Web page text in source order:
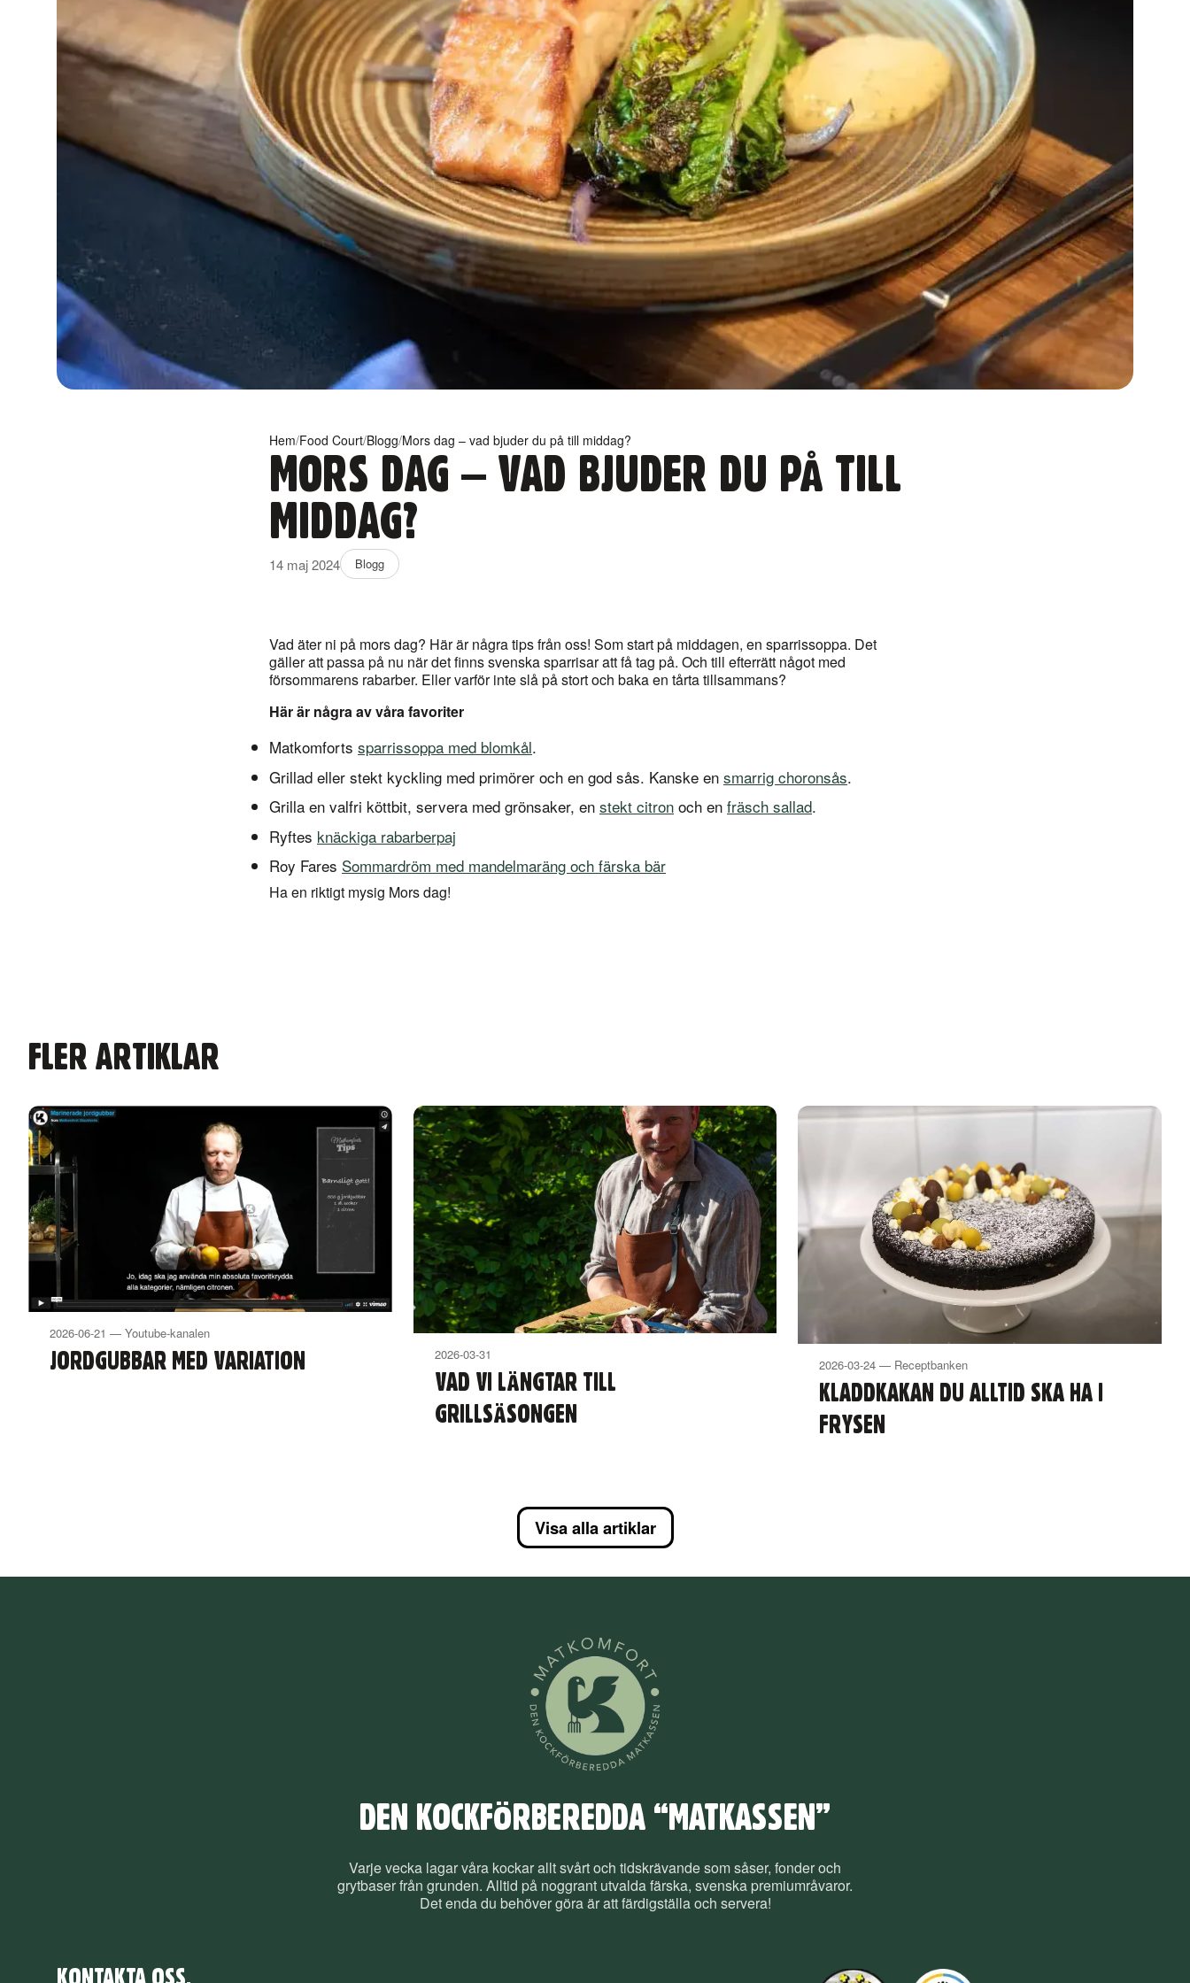
Hem/Food Court/Blogg/Mors dag – vad bjuder du på till middag?
MORS DAG – VAD BJUDER DU PÅ TILL
MIDDAG?
14 maj 2024 Blogg
Vad äter ni på mors dag? Här är några tips från oss! Som start på middagen, en sparrissoppa. Det
gäller att passa på nu när det finns svenska sparrisar att få tag på. Och till efterrätt något med
försommarens rabarber. Eller varför inte slå på stort och baka en tårta tillsammans?
Här är några av våra favoriter
Matkomforts sparrissoppa med blomkål.
Grillad eller stekt kyckling med primörer och en god sås. Kanske en smarrig choronsås.
Grilla en valfri köttbit, servera med grönsaker, en stekt citron och en fräsch sallad.
Ryftes knäckiga rabarberpaj
Roy Fares Sommardröm med mandelmaräng och färska bär
Ha en riktigt mysig Mors dag!
FLER ARTIKLAR
2026-06-21 — Youtube-kanalen
JORDGUBBAR MED VARIATION 2026-03-31
VAD VI LÄNGTAR TILL
GRILLSÄSONGEN
2026-03-24 — Receptbanken
KLADDKAKAN DU ALLTID SKA HA I
FRYSEN
Visa alla artiklar
DEN KOCKFÖRBEREDDA “MATKASSEN”
Varje vecka lagar våra kockar allt svårt och tidskrävande som såser, fonder och
grytbaser från grunden. Alltid på noggrant utvalda färska, svenska premiumråvaror.
Det enda du behöver göra är att färdigställa och servera!